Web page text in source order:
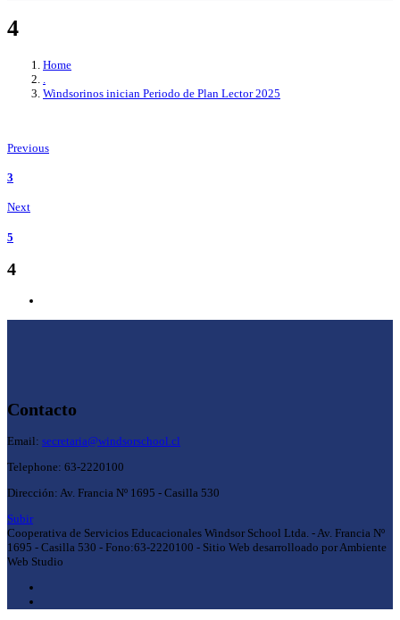
4
Home
Windsorinos inician Periodo de Plan Lector 2025
Previous
3
Next
5
4
Contacto
Email: secretaria@windsorschool.cl
Telephone: 63-2220100
Dirección: Av. Francia Nº 1695 - Casilla 530
Subir
Cooperativa de Servicios Educacionales Windsor School Ltda. - Av. Francia Nº
1695 - Casilla 530 - Fono:63-2220100 - Sitio Web desarrolloado por Ambiente
Web Studio